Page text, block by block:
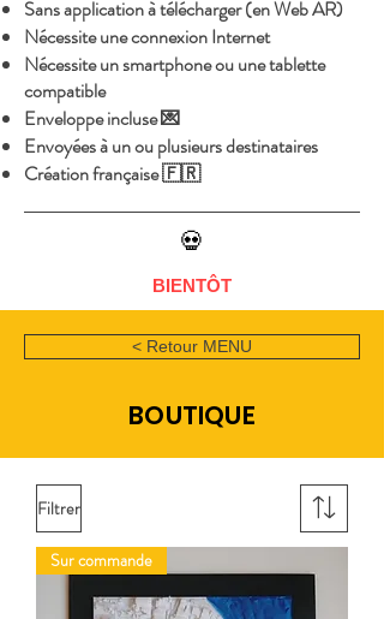
Sans application à télécharger (en Web AR)
Nécessite une connexion Internet
Nécessite un smartphone ou une tablette
compatible
Enveloppe incluse 💌
Envoyées à un ou plusieurs destinataires
Création française 🇫🇷
💀
BIENTÔT
< Retour MENU
BOUTIQUE
Filtrer
Sur commande